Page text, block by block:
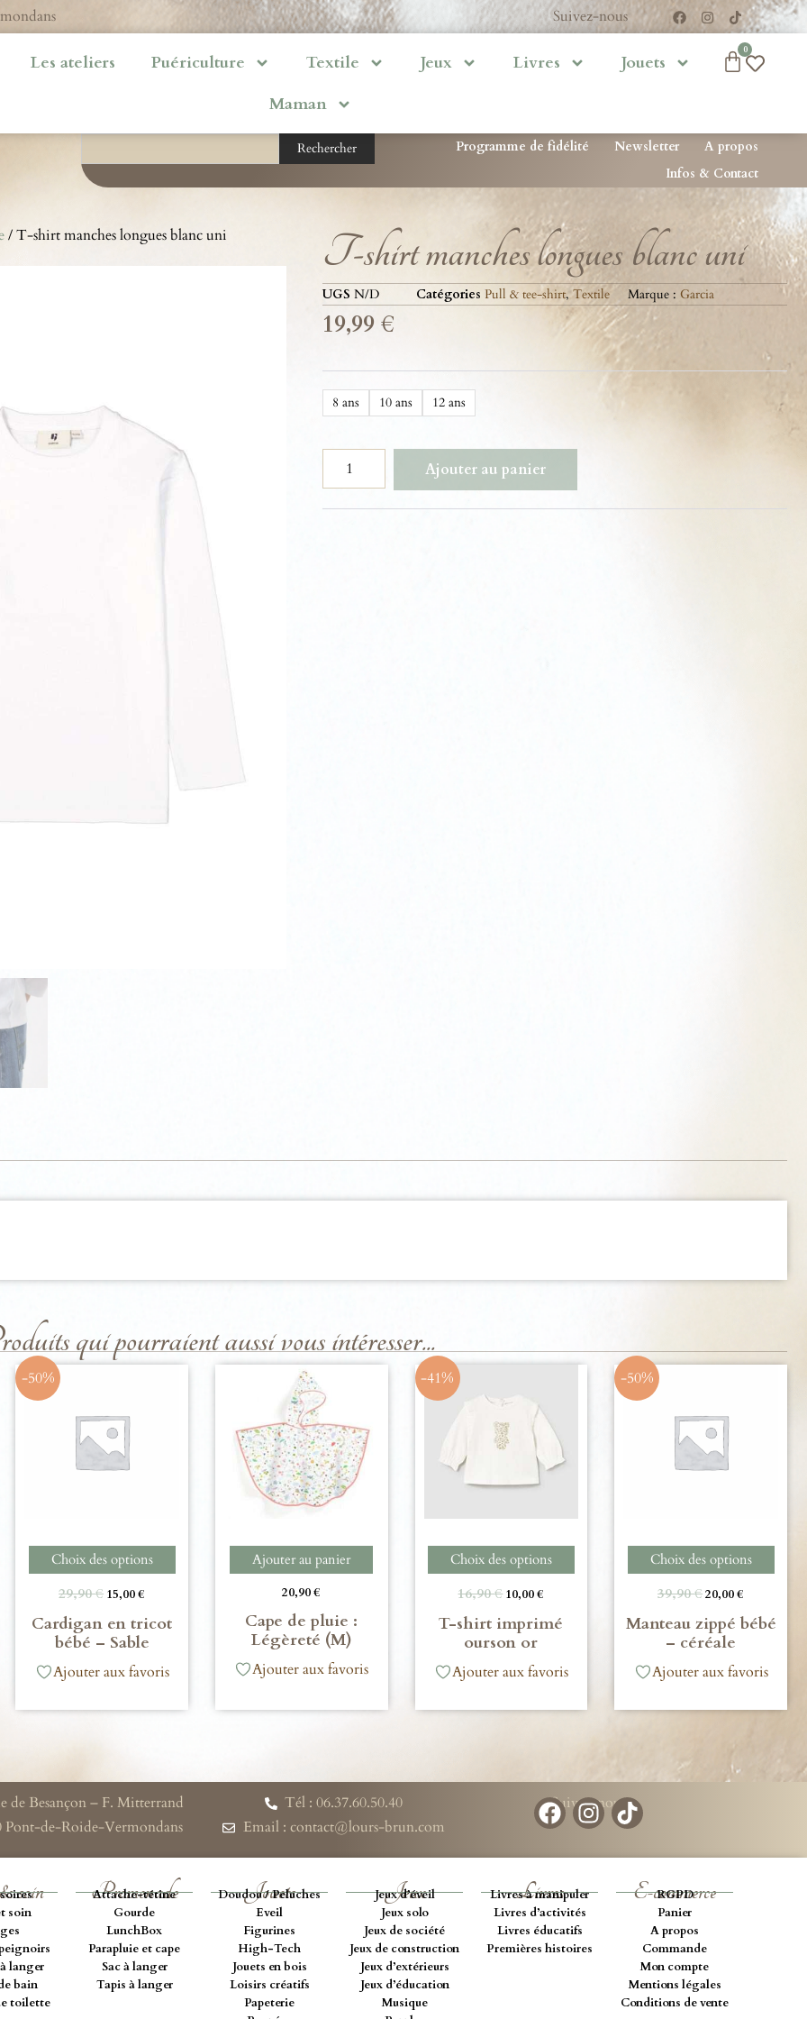
Suivez-nous
Les ateliers Puériculture Textile Jeux Livres
Jouets
Maman
0
Rechercher Programme de fidélité Newsletter
A propos
Infos & Contact
/ T-shirt manches longues blanc uni T-shirt manches longues blanc uni
UGS N/D Catégories Pull & tee-shirt,Textile Marque :Garcia
19,99 €
8 ans 10 ans 12 ans
Ajouter au panier
qui pourraient aussi vous intéresser...
-50%
Choix des options
29,90€ 15,00€
Cardigan en tricot
bébé – Sable
Ajouter aux favoris
Ajouter au panier
20,90€
Cape de pluie :
Légèreté (M)
Ajouter aux favoris
-41%
Choix des options
16,90€10,00€
T-shirt imprimé
ourson or
Ajouter aux favoris
-50%
Choix des options
39,90€20,00€
Manteau zippé bébé
– céréale
Ajouter aux favoris
de Besançon – F. Mitterrand
Pont-de-Roide-Vermondans
Tél : 06.37.60.50.40
Email : contact@lours-brun.com
Suivez-nous
soin
soin
langer
bain
toilette
Promenade
Attache-tétine
Gourde
LunchBox
Parapluie et cape
Sac à langer
Tapis à langer
Jouets
Doudou / Peluches
Eveil
Figurines
High-Tech
Jouets en bois
Loisirs créatifs
Papeterie
Jeux
Jeux d’éveil
Jeux solo
Jeux de société
Jeux de construction
Jeux d’extérieurs
Jeux d’éducation
Musique
Livres
Livres à manipuler
Livres d’activités
Livres éducatifs
Premières histoires
E-commerce
RGPD
Panier
A propos
Commande
Mon compte
Mentions légales
Conditions de vente